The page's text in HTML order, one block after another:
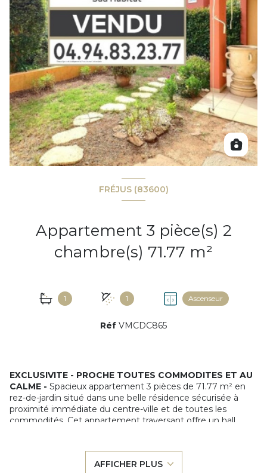
FRÉJUS (83600)
Appartement 3 pièce(s) 2
chambre(s) 71.77 m²
1 1 Ascenseur
Réf VMCDC865
EXCLUSIVITE - PROCHE TOUTES COMMODITES ET AU
CALME - Spacieux appartement 3 pièces de 71.77 m² en
rez-de-jardin situé dans une belle résidence sécurisée à
proximité immédiate du centre-ville et de toutes les
commodités. Cet appartement traversant offre un hall
Sud-Ouest, une cuisine indépendante équipée donnant
également sur l'extérieur, et un coin nuit indépendant
AFFICHER PLUS